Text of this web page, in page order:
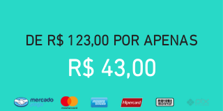
DE R$ 123,00 POR APENAS
R$ 43,00